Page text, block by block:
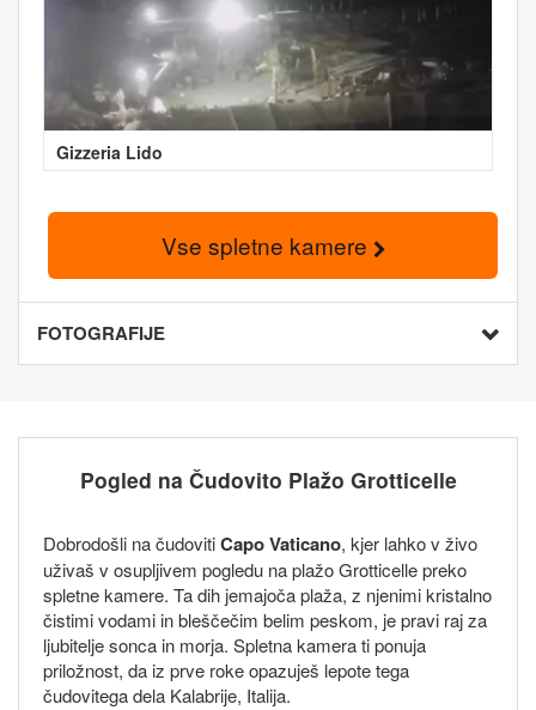
Gizzeria Lido
Vse spletne kamere
FOTOGRAFIJE
Pogled na Čudovito Plažo Grotticelle
Dobrodošli na čudovitiCapo Vaticano, kjer lahko v živo
uživaš v osupljivem pogledu na plažo Grotticelle preko
spletne kamere. Ta dih jemajoča plaža, z njenimi kristalno
čistimi vodami in bleščečim belim peskom, je pravi raj za
ljubitelje sonca in morja. Spletna kamera ti ponuja
priložnost, da iz prve roke opazuješ lepote tega
čudovitega dela Kalabrije, Italija.